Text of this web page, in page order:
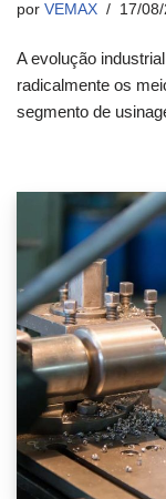
por VEMAX 17/
A evolução
radicalmente os
segmento de